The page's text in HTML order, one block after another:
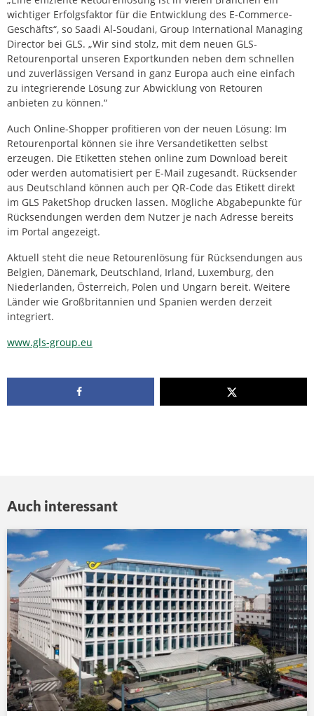
wichtiger Erfolgsfaktor für die Entwicklung des E-Commerce-
Geschäfts“, so Saadi Al-Soudani, Group International Managing
Director bei GLS. „Wir sind stolz, mit dem neuen GLS-
Retourenportal unseren Exportkunden neben dem schnellen
und zuverlässigen Versand in ganz Europa auch eine einfach
zu integrierende Lösung zur Abwicklung von Retouren
anbieten zu können.“
Auch Online-Shopper profitieren von der neuen Lösung: Im
Retourenportal können sie ihre Versandetiketten selbst
erzeugen. Die Etiketten stehen online zum Download bereit
oder werden automatisiert per E-Mail zugesandt. Rücksender
aus Deutschland können auch per QR-Code das Etikett direkt
im GLS PaketShop drucken lassen. Mögliche Abgabepunkte für
Rücksendungen werden dem Nutzer je nach Adresse bereits
im Portal angezeigt.
Aktuell steht die neue Retourenlösung für Rücksendungen aus
Belgien, Dänemark, Deutschland, Irland, Luxemburg, den
Niederlanden, Österreich, Polen und Ungarn bereit. Weitere
Länder wie Großbritannien und Spanien werden derzeit
integriert.
www.gls-group.eu
Auch interessant